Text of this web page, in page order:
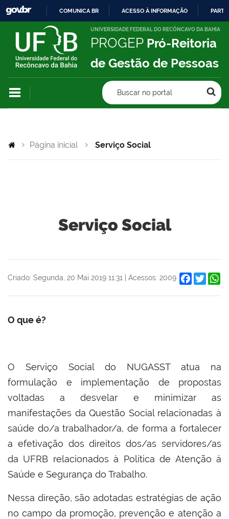
IR
PARA
CONTEÚDO
COMUNICA BR ACESSO À INFORMAÇÃO
UNIVERSIDADE FEDERAL DO RECÔNCAVO DA BAHIA
PROGEP Pró-Reitoria
de Gestão de Pessoas
Buscar no portal
Página inicial Serviço Social
Serviço Social
Criado: Segunda, 20 Mai 2019 11:31 | Acessos: 2009 Facebook
Twitter
O que é?
O Serviço Social do NUGASST atua na
formulação e implementação de propostas
voltadas a desvelar e minimizar as
manifestações da Questão Social relacionadas à
saúde do/a trabalhador/a, de forma a fortalecer
a efetivação dos direitos dos/as servidores/as
da UFRB relacionados à Política de Atenção á
Saúde e Segurança do Trabalho.
Nessa direção, são adotadas estratégias de ação
no campo da promoção, prevenção e atenção a